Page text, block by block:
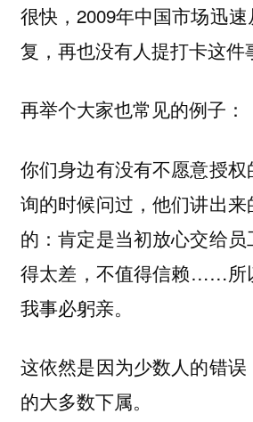
很快，2009年中国市场迅
复，再也没有人提打卡这件
再举个大家也常见的例子：
你们身边有没有不愿意授
询的时候问过，他们讲出
的：肯定是当初放心交给
得太差，不值得信赖……所
我事必躬亲。
这依然是因为少数人的错
的大多数下属。